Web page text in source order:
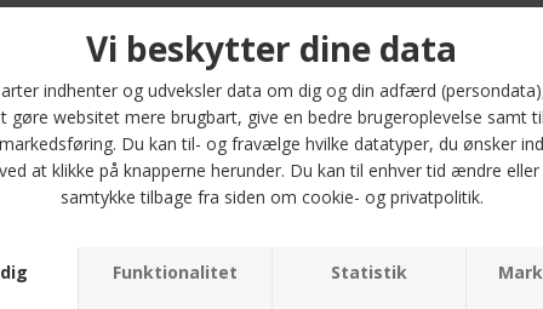
og stilfuld. Den findes i størrelserne 57, 59 og 61, så du kan finde den
perfekte pasform til dit hoved. Uanset om du bruger den til en afslappet
dag i parken eller til en festlig sammenkomst, vil denne kasket helt sikkert
tilføje et sofistikeret touch til dit look.
Kasketten er ideel til mænd, der værdsætter kvalitet og stil. Med sin tidløse
design og holdbare materiale er Stetson Texas linen kasketten et must-have
i din garderobe. Gå ikke glip af muligheden for at eje denne fantastiske
accessory fra det anerkendte brand STETSON. Bestil din i dag, og oplev